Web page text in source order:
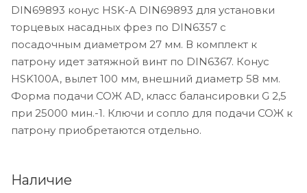
DIN69893 конус HSK-A DIN69893 для установки
торцевых насадных фрез по DIN6357 с
посадочным диаметром 27 мм. В комплект к
патрону идет затяжной винт по DIN6367. Конус
HSK100A, вылет 100 мм, внешний диаметр 58 мм.
Форма подачи СОЖ AD, класс балансировки G 2,5
при 25000 мин.-1. Ключи и сопло для подачи СОЖ к
патрону приобретаются отдельно.
Наличие